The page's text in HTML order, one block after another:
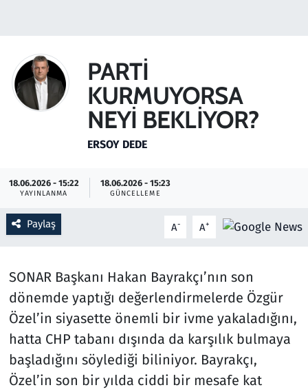
PARTİ
KURMUYORSA
NEYİ BEKLİYOR?
ERSOY DEDE
18.06.2026 - 15:22
YAYINLANMA
18.06.2026 - 15:23
GÜNCELLEME
Paylaş A- A+
SONAR Başkanı Hakan Bayrakçı’nın son
dönemde yaptığı değerlendirmelerde Özgür
Özel’in siyasette önemli bir ivme yakaladığını,
hatta CHP tabanı dışında da karşılık bulmaya
başladığını söylediği biliniyor. Bayrakçı,
Özel’in son bir yılda ciddi bir mesafe kat
Haber
Kültür Sanat
Kurumsal Haberler
Memur ve Kamu
Otomobil
Oyun
Ramazan
Resmi İlanlar
Rüya Tabirleri